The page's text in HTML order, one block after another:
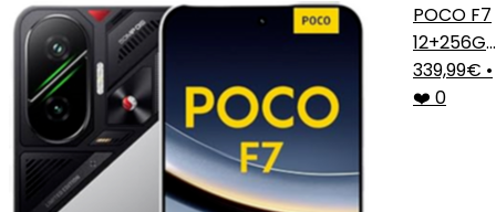
POCO F7
12+256GB
Plata
339,99€ •
❤️ 0